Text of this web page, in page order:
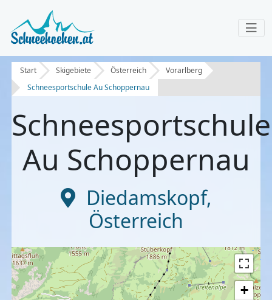
Start Skigebiete Österreich
Vorarlberg
Schneesportschule Au Schoppernau
Schneesportschule
Au Schoppernau
Diedamskopf,
Österreich
+